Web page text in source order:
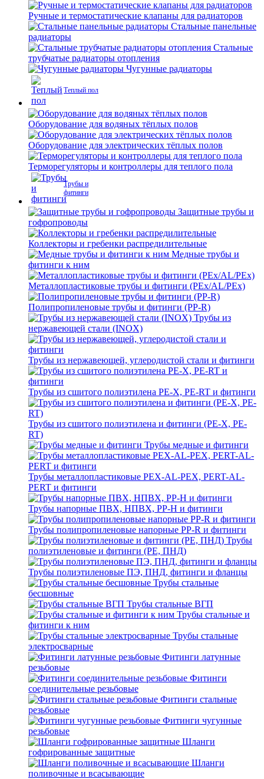
Ручные и термостатические клапаны для радиаторов
Стальные панельные
радиаторы
Стальные
трубчатые радиаторы отопления
Чугунные радиаторы
Теплый пол
Оборудование для водяных тёплых полов
Оборудование для электрических тёплых полов
Терморегуляторы и контроллеры для теплого пола
Трубы и
фитинги
Защитные трубы и
гофропроводы
Коллекторы и гребенки распредилительные
Медные трубы и
фитинги к ним
Металлопластиковые трубы и фитинги (PEx/AL/PEx)
Полипропиленовые трубы и фитинги (PP-R)
Трубы из
нержавеющей стали (INOX)
Трубы из нержавеющей, углеродистой стали и фитинги
Трубы из сшитого полиэтилена PE-X, PE-RT и фитинги
Трубы из сшитого полиэтилена и фитинги (PE-X, PE-
RT)
Трубы медные и фитинги
Трубы металлопластиковые PEX-AL-PEX, PERT-AL-
PERT и фитинги
Трубы напорные ПВХ, НПВХ, PP-H и фитинги
Трубы полипропиленовые напорные PP-R и фитинги
Трубы
полиэтиленовые и фитинги (PE, ПНД)
Трубы полиэтиленовые ПЭ, ПНД, фитинги и фланцы
Трубы стальные
бесшовные
Трубы стальные ВГП
Трубы стальные и
фитинги к ним
Трубы стальные
электросварные
Фитинги латунные
резьбовые
Фитинги
соединительные резьбовые
Фитинги стальные
резьбовые
Фитинги чугунные
резьбовые
Шланги
гофрированные защитные
Шланги
поливочные и всасывающие